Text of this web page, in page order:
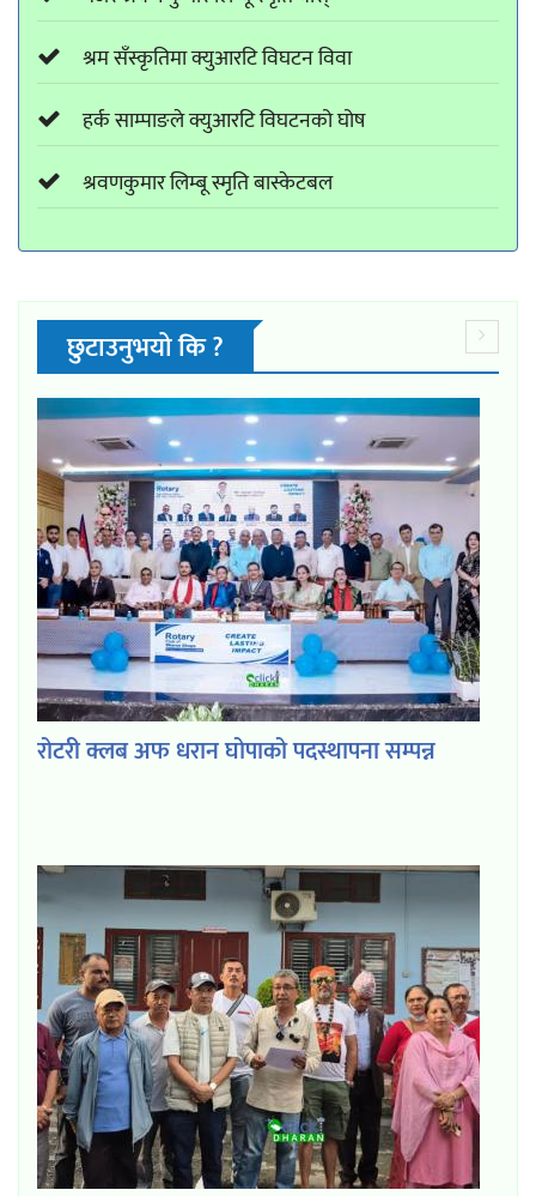
श्रम सँस्कृतिमा क्युआरटि विघटन विवा
हर्क साम्पाङले क्युआरटि विघटनको घोष
श्रवणकुमार लिम्बू स्मृति बास्केटबल
छुटाउनुभयो कि ?
रोटरी क्लब अफ धरान घोपाको पदस्थापना सम्पन्न